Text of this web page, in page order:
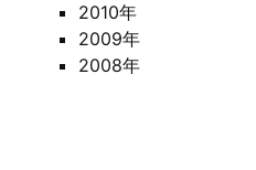
2010年
2009年
2008年